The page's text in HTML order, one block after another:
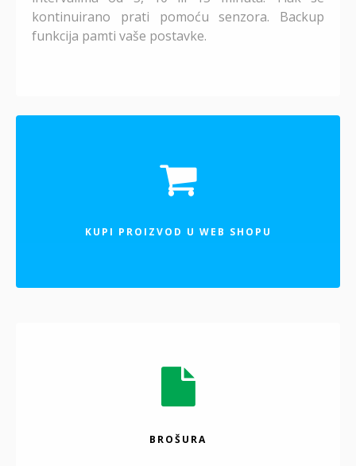
kontinuirano prati pomoću senzora. Backup
funkcija pamti vaše postavke.
KUPI PROIZVOD U WEB SHOPU
BROŠURA